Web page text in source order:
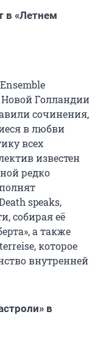
в «Летнем
Новой Голландии
сочинения,
в любви
всех
известен
редко
speaks,
собирая её
а также
которое
внутренней
в